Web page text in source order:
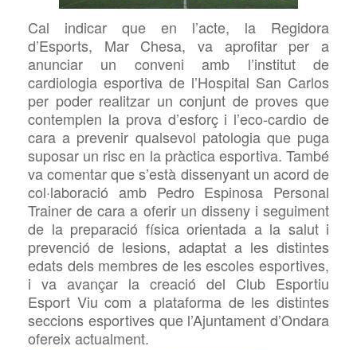
Cal indicar que en l’acte, la Regidora
d’Esports, Mar Chesa, va aprofitar per a
anunciar un conveni amb l’institut de
cardiologia esportiva de l’Hospital San Carlos
per poder realitzar un conjunt de proves que
contemplen la prova d’esforç i l’eco-cardio de
cara a prevenir qualsevol patologia que puga
suposar un risc en la pràctica esportiva. També
va comentar que s’està dissenyant un acord de
col·laboració amb Pedro Espinosa Personal
Trainer de cara a oferir un disseny i seguiment
de la preparació física orientada a la salut i
prevenció de lesions, adaptat a les distintes
edats dels membres de les escoles esportives,
i va avançar la creació del Club Esportiu
Esport Viu com a plataforma de les distintes
seccions esportives que l’Ajuntament d’Ondara
ofereix actualment.